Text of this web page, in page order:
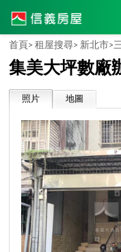
首頁> 租屋搜尋> 新北市>
集美大坪數廠
照片 地圖